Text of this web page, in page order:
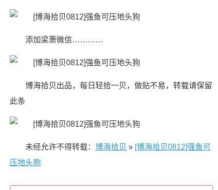
添加梁萧微信…………
博海拾贝出品，每日轻拾一贝，做贴不易，转载请保留
此条
未经允许不得转载： 博海拾贝 » [博海拾贝0812]强鱼可
压地头狗